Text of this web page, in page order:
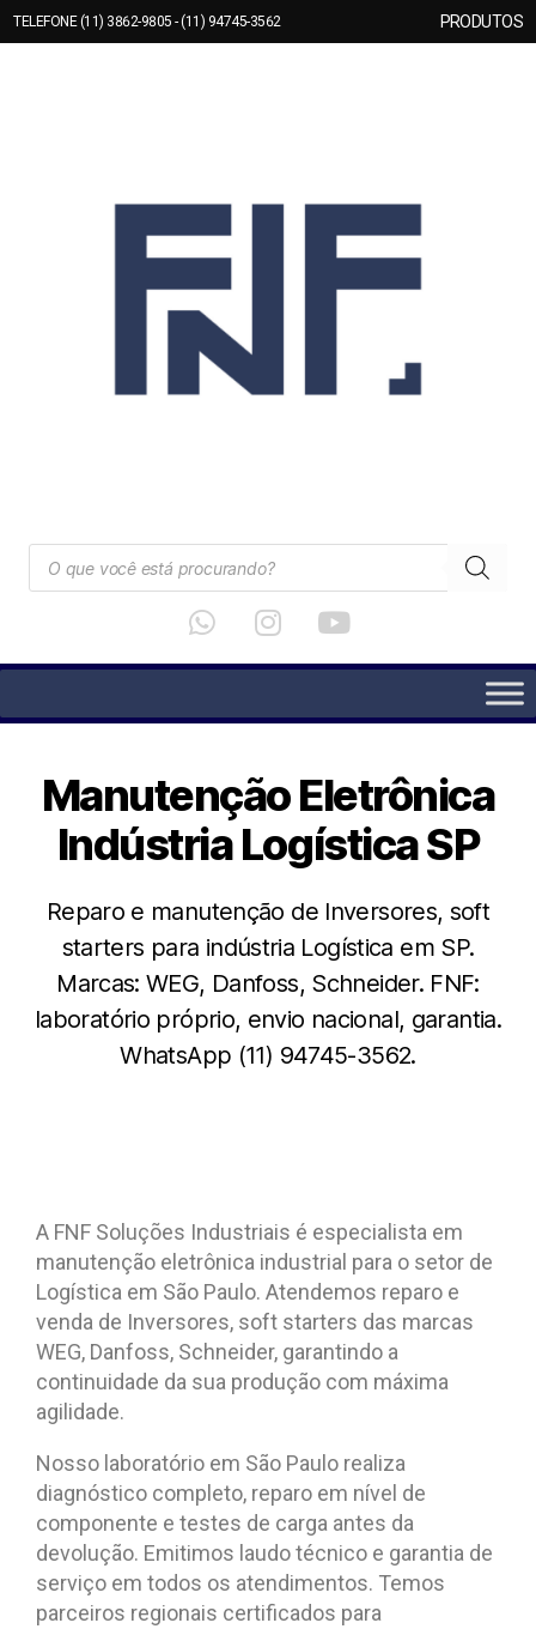
TELEFONE (11) 3862-9805 - (11) 94745-3562 PRODUTOS
Manutenção Eletrônica
Indústria Logística SP
Reparo e manutenção de Inversores, soft
starters para indústria Logística em SP.
Marcas: WEG, Danfoss, Schneider. FNF:
laboratório próprio, envio nacional, garantia.
WhatsApp (11) 94745-3562.
A FNF Soluções Industriais é especialista em
manutenção eletrônica industrial para o setor de
Logística em São Paulo. Atendemos reparo e
venda de Inversores, soft starters das marcas
WEG, Danfoss, Schneider, garantindo a
continuidade da sua produção com máxima
agilidade.
Nosso laboratório em São Paulo realiza
diagnóstico completo, reparo em nível de
componente e testes de carga antes da
devolução. Emitimos laudo técnico e garantia de
serviço em todos os atendimentos. Temos
parceiros regionais certificados para